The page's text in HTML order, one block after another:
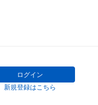
エンジニアリングを含みます
の購入、売却および利用に関し
ログイン
新規登録はこちら